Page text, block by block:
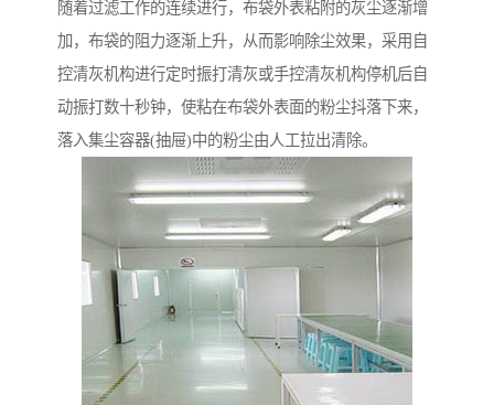
随着过滤工作的连续进行，布袋外表粘附的灰尘逐渐增
加，布袋的阻力逐渐上升，从而影响除尘效果，采用自
控清灰机构进行定时振打清灰或手控清灰机构停机后自
动振打数十秒钟，使粘在布袋外表面的粉尘抖落下来，
落入集尘容器(抽屉)中的粉尘由人工拉出清除。